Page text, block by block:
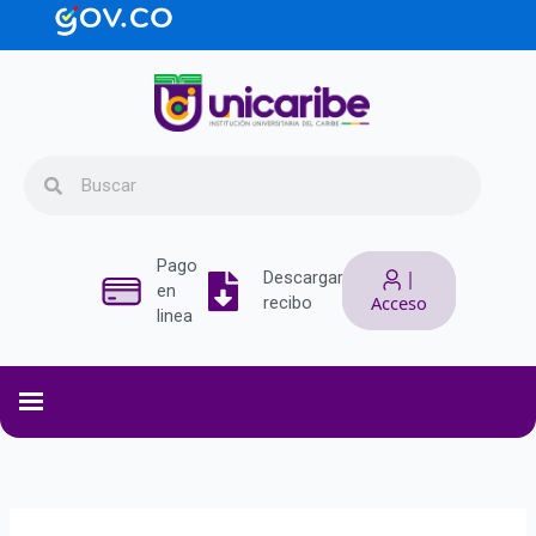
contenido
Pago
en
linea
Descargar
recibo
|
Acceso